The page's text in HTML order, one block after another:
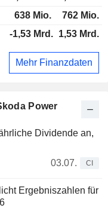
Power
Dividende an,
03.07.
CI
Ergebniszahlen für
638 Mio.
762 Mio.
-1,53 Mrd. 1,53 Mrd.
Mehr Finanzdaten